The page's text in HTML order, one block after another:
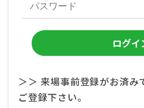
＞＞ 来場事前登録がお済み
ご登録下さい。